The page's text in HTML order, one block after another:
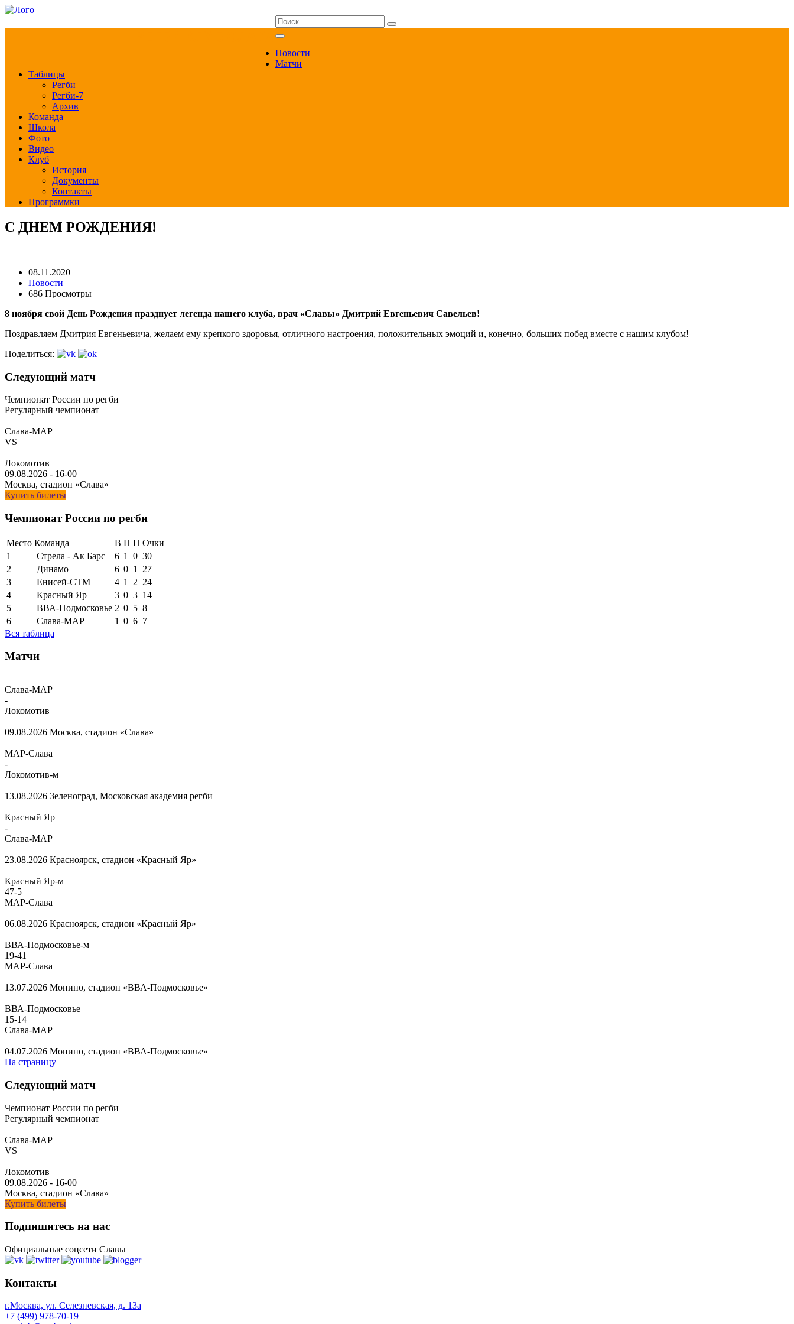
Новости
Матчи
Таблицы
Регби
Регби-7
Архив
Команда
Школа
Фото
Видео
Клуб
История
Документы
Контакты
Программки
С ДНЕМ РОЖДЕНИЯ!
08.11.2020
Новости
686 Просмотры
8 ноября свой День Рождения празднует легенда нашего клуба, врач «Славы» Дмитрий Евгеньевич Савельев!
Поздравляем Дмитрия Евгеньевича, желаем ему крепкого здоровья, отличного настроения, положительных эмоций и, конечно, больших побед вместе с нашим клубом!
Поделиться:
Следующий матч
Чемпионат России по регби
Регулярный чемпионат
Слава-МАР
VS
Локомотив
09.08.2026 - 16-00
Москва, стадион «Слава»
Купить билеты
Чемпионат России по регби
Место Команда В Н П Очки
1
Стрела - Ак Барс 6 1 0 30
2
Динамо 6 0 1
27
3
Енисей-СТМ 4 1 2 24
4
Красный Яр 3 0 3 14
5
ВВА-Подмосковье 2 0 5 8
6
Слава-МАР 1 0 6 7
Вся таблица
Матчи
Слава-МАР
-
Локомотив
09.08.2026 Москва, стадион «Слава»
МАР-Слава
-
Локомотив-м
13.08.2026 Зеленоград, Московская академия регби
Красный Яр
-
Слава-МАР
23.08.2026 Красноярск, стадион «Красный Яр»
Красный Яр-м
47-5
МАР-Слава
06.08.2026 Красноярск, стадион «Красный Яр»
ВВА-Подмосковье-м
19-41
МАР-Слава
13.07.2026 Монино, стадион «ВВА-Подмосковье»
ВВА-Подмосковье
15-14
Слава-МАР
04.07.2026 Монино, стадион «ВВА-Подмосковье»
На страницу
Следующий матч
Чемпионат России по регби
Регулярный чемпионат
Слава-МАР
VS
Локомотив
09.08.2026 - 16-00
Москва, стадион «Слава»
Купить билеты
Подпишитесь на нас
Официальные соцсети Славы
Контакты
г.Москва, ул. Селезневская, д. 13a
+7 (499) 978-70-19